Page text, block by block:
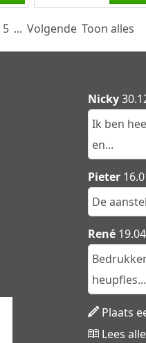
krachtige Triple-Jet...
5 ... Volgende Toon alles
Nicky
Ik ben
en...
Pieter
De
René
heupfles...
Plaats
Lees